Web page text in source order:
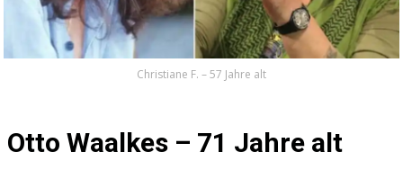
Christiane F. – 57 Jahre alt
Otto Waalkes – 71 Jahre alt